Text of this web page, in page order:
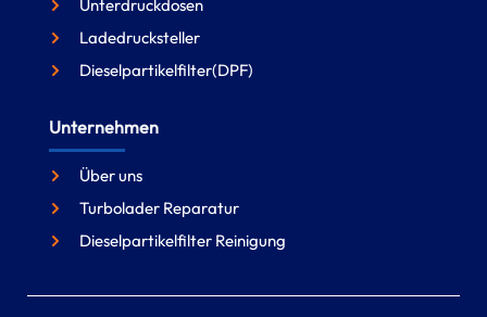
Unterdruckdosen
Ladedrucksteller
Dieselpartikelfilter(DPF)
Unternehmen
Über uns
Turbolader Reparatur
Dieselpartikelfilter Reinigung